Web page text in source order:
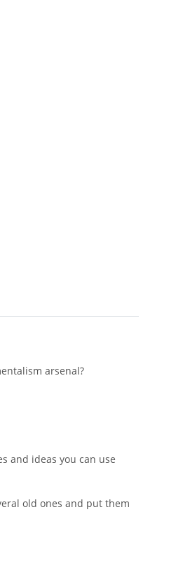
arsenal?
and ideas you can use
old ones and put them